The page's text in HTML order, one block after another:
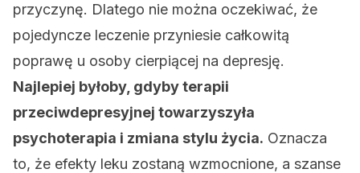
przyczynę. Dlatego nie można oczekiwać, że
pojedyncze leczenie przyniesie całkowitą
poprawę u osoby cierpiącej na depresję.
Najlepiej byłoby, gdyby terapii
przeciwdepresyjnej towarzyszyła
psychoterapia i zmiana stylu życia. Oznacza
to, że efekty leku zostaną wzmocnione, a szanse